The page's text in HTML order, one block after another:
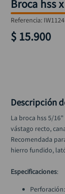
Broca hss
Referencia: IW1124
$ 15.900
Descripción
La broca hss 5/
vástago recto,
Recomendada
hierro fundido,
Especificaciones:
compresor
llave
hidrolavadora
rueda
alicate